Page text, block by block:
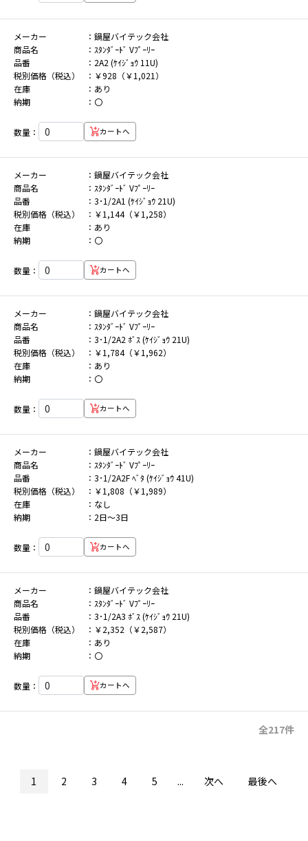
メーカー
鍋屋バイテック会社
商品名
ｽﾀﾝﾀﾞｰﾄﾞ Vﾌﾟｰﾘｰ
品番
2A2 (ｹｲｼﾞｮｳ 11U)
税別価格（税込）
￥928（￥1,021）
在庫
あり
納期
〇
数量： カートへ
メーカー
鍋屋バイテック会社
商品名
ｽﾀﾝﾀﾞｰﾄﾞ Vﾌﾟｰﾘｰ
品番
3･1/2A1 (ｹｲｼﾞｮｳ 21U)
税別価格（税込）
￥1,144（￥1,258）
在庫
あり
納期
〇
数量： カートへ
メーカー
鍋屋バイテック会社
商品名
ｽﾀﾝﾀﾞｰﾄﾞ Vﾌﾟｰﾘｰ
品番
3･1/2A2 ﾎﾞｽ (ｹｲｼﾞｮｳ 21U)
税別価格（税込）
￥1,784（￥1,962）
在庫
あり
納期
〇
数量： カートへ
メーカー
鍋屋バイテック会社
商品名
ｽﾀﾝﾀﾞｰﾄﾞ Vﾌﾟｰﾘｰ
品番
3･1/2A2F ﾍﾞﾀ (ｹｲｼﾞｮｳ 41U)
税別価格（税込）
￥1,808（￥1,989）
在庫
なし
納期
2日～3日
数量： カートへ
メーカー
鍋屋バイテック会社
商品名
ｽﾀﾝﾀﾞｰﾄﾞ Vﾌﾟｰﾘｰ
品番
3･1/2A3 ﾎﾞｽ (ｹｲｼﾞｮｳ 21U)
税別価格（税込）
￥2,352（￥2,587）
在庫
あり
納期
〇
数量： カートへ
全217件
1 2 3 4 5 ... 次へ 最後へ